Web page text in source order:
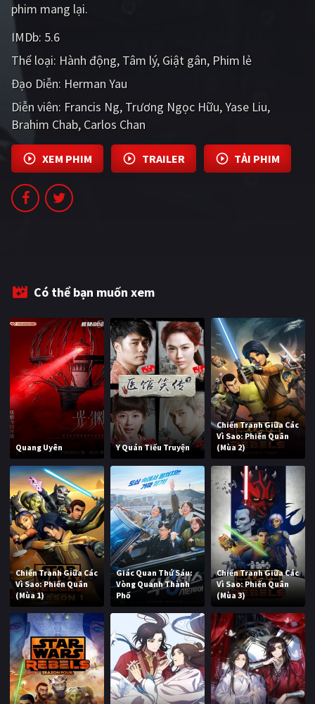
PHIM LẺ
PHIM CHIẾU RẠP
TUYỂN TẬP PHIM
BLOG
phim mang lại.
IMDb: 5.6
Thể loại: Hành động Tâm lý Giật gân Phim lẻ
Đạo Diễn: Herman Yau
Diễn viên: Francis Ng Trương Ngọc Hữu Yase Liu
Brahim Chab Carlos Chan
XEM PHIM TRAILER TẢI PHIM
Có thể bạn muốn xem
Quang Uyên Y Quán Tiếu Truyện
Chiến Tranh Giữa Các
Vì Sao: Phiến Quân
(Mùa 2)
Chiến Tranh Giữa Các
Vì Sao: Phiến Quân
(Mùa 1)
Giác Quan Thứ Sáu:
Vòng Quanh Thành
Phố
Chiến Tranh Giữa Các
Vì Sao: Phiến Quân
(Mùa 3)